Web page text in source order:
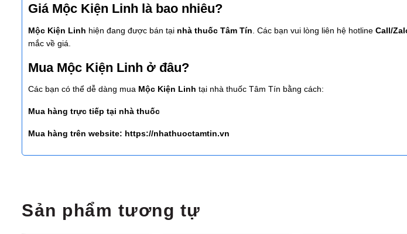
Giá Mộc Kiện Linh là bao nhiêu?
Mộc Kiện Linh hiện đang được bán tại nhà thuốc Tâm Tín . Các bạn vui lòng liên hệ hotline Call/
mắc về giá.
Mua Mộc Kiện Linh ở đâu?
Các bạn có thể dễ dàng mua Mộc Kiện Linh tại nhà thuốc Tâm Tín bằng cách:
Mua hàng trực tiếp tại nhà thuốc
Mua hàng trên website: https://nhathuoctamtin.vn
Sản phẩm tương tự